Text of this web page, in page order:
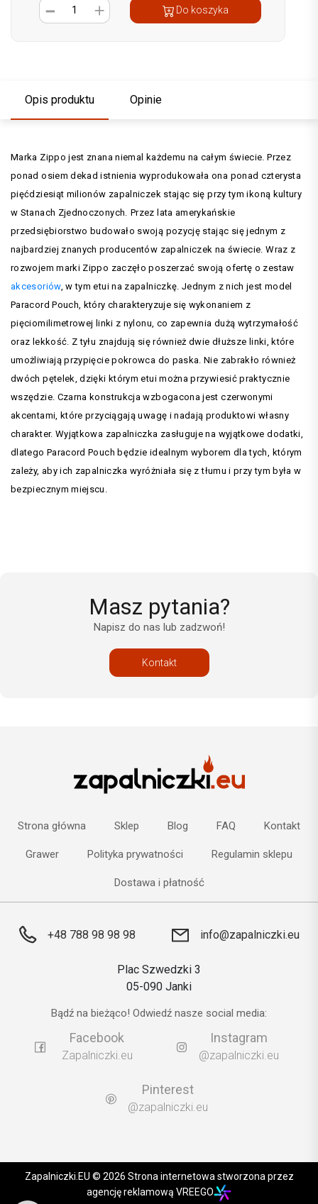
1
Do koszyka
Opis produktu Opinie
Marka Zippo jest znana niemal każdemu na całym świecie. Przez
ponad osiem dekad istnienia wyprodukowała ona ponad czterysta
pięćdziesiąt milionów zapalniczek stając się przy tym ikoną kultury
w Stanach Zjednoczonych. Przez lata amerykańskie
przedsiębiorstwo budowało swoją pozycję stając się jednym z
najbardziej znanych producentów zapalniczek na świecie. Wraz z
rozwojem marki Zippo zaczęło poszerzać swoją ofertę o zestaw
akcesoriów, w tym etui na zapalniczkę. Jednym z nich jest model
Paracord Pouch, który charakteryzuje się wykonaniem z
pięciomilimetrowej linki z nylonu, co zapewnia dużą wytrzymałość
oraz lekkość. Z tyłu znajdują się również dwie dłuższe linki, które
umożliwiają przypięcie pokrowca do paska. Nie zabrakło również
dwóch pętelek, dzięki którym etui można przywiesić praktycznie
wszędzie. Czarna konstrukcja wzbogacona jest czerwonymi
akcentami, które przyciągają uwagę i nadają produktowi własny
charakter. Wyjątkowa zapalniczka zasługuje na wyjątkowe dodatki,
dlatego Paracord Pouch będzie idealnym wyborem dla tych, którym
zależy, aby ich zapalniczka wyróżniała się z tłumu i przy tym była w
bezpiecznym miejscu.
Masz pytania?
Napisz do nas lub zadzwoń!
Kontakt
Strona główna Sklep Blog FAQ Kontakt
Grawer Polityka prywatności Regulamin sklepu
Dostawa i płatność
+48 788 98 98 98 info@zapalniczki.eu
Plac Szwedzki 3
05-090 Janki
Bądź na bieżąco! Odwiedź nasze social media:
Facebook
Zapalniczki.eu
Instagram
@zapalniczki.eu
Pinterest
@zapalniczki.eu
Zapalniczki.EU © 2026 Strona internetowa stworzona przez
agencję reklamową VREEGO